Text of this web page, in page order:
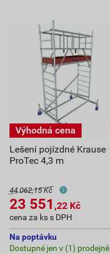
Lešení pojízdné Krause
ProTec 4,3 m
44 062,15 Kč
23 551 ,22 Kč
cena za ks s DPH
Na poptávku
Dostupné jen v (1) prodejně